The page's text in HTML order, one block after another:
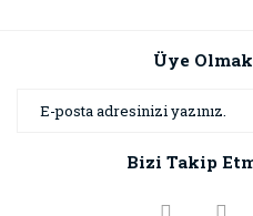
Görüş ve önerileriniz için
Ürün resmi kalitesiz, bozuk
Ürün bilgilerinde hatalar
Üye
Bizi Takip